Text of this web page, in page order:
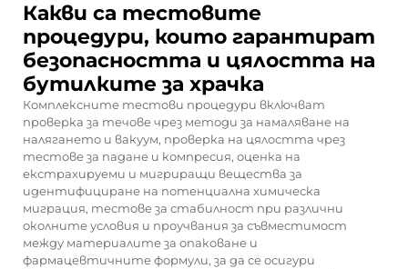
Какви са тестовите
процедури, които гарантират
безопасността и цялостта на
бутилките за храчка
Комплексните тестови процедури включват
проверка за течове чрез методи за намаляване на
налягането и вакуум, проверка на цялостта чрез
тестове за падане и компресия, оценка на
екстрахируеми и мигриращи вещества за
идентифициране на потенциална химическа
миграция, тестове за стабилност при различни
околните условия и проучвания за съвместимост
между материалите за опаковане и
фармацевтичните формули, за да се осигури